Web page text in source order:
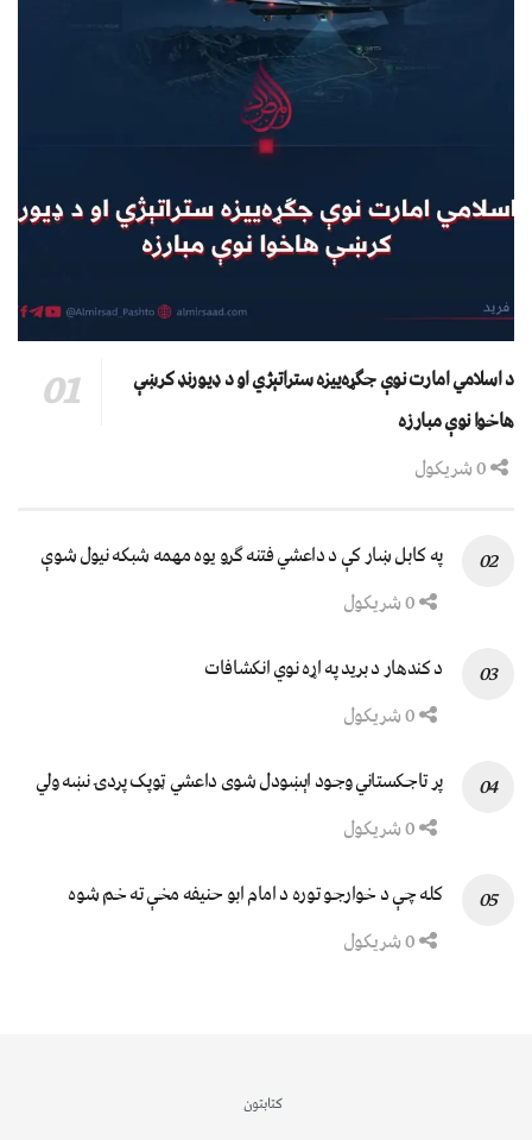
د اسلامي امارت نوې جګړه‌ییزه ستراتېژي او د ډیورنډ کرښې
هاخوا نوې مبارزه
په کابل ښار کې د داعشي فتنه ګرو يوه مهمه شبکه نيول شوې
د کندهار د برید په اړه نوي انکشافات
پر تاجکستاني وجود اېښودل شوی داعشي ټوپک پردۍ نښه ولي
کله چې د خوارجو توره د امام ابو حنیفه مخې ته خم شوه
کتابتون